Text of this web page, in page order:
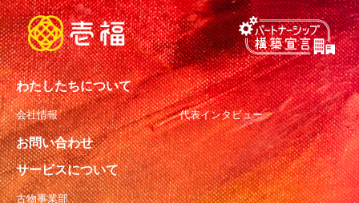
わたしたちについて
会社情報 代表インタビュー
お問い合わせ
サービスについて
古物事業部